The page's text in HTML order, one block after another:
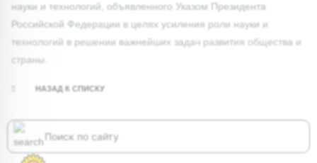
науки и технологий, объявленного Указом Президента
Российской Федерации в целях усиления роли науки и
технологий в решении важнейших задач развития общества и
страны.
НАЗАД К СПИСКУ